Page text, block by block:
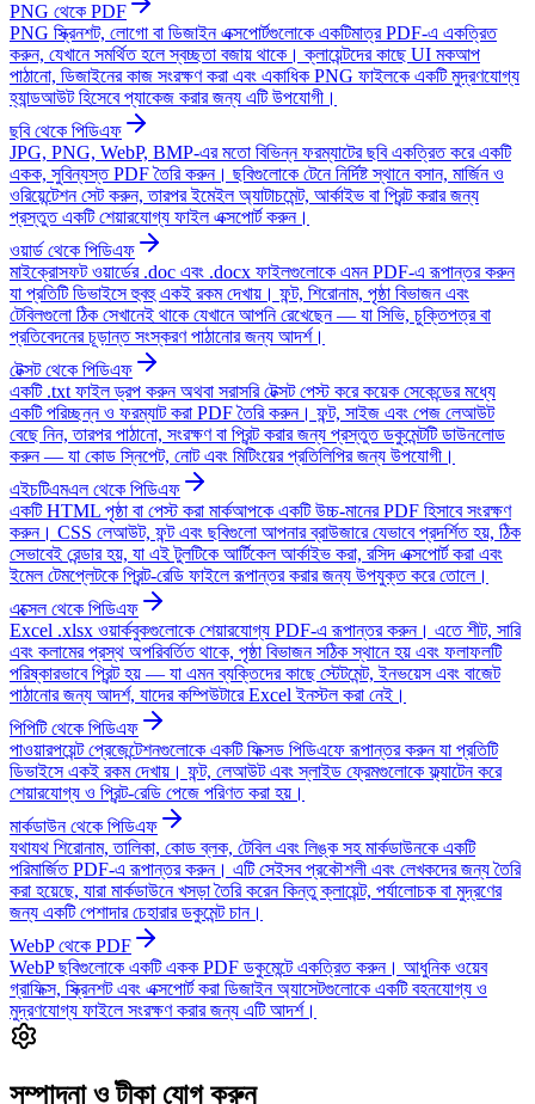
PNG থেকে PDF
PNG স্ক্রিনশট, লোগো বা ডিজাইন এক্সপোর্টগুলোকে একটিমাত্র PDF-এ একত্রিত
করুন, যেখানে সমর্থিত হলে স্বচ্ছতা বজায় থাকে। ক্লায়েন্টদের কাছে UI মকআপ
পাঠানো, ডিজাইনের কাজ সংরক্ষণ করা এবং একাধিক PNG ফাইলকে একটি মুদ্রণযোগ্য
হ্যান্ডআউট হিসেবে প্যাকেজ করার জন্য এটি উপযোগী।
ছবি থেকে পিডিএফ
JPG, PNG, WebP, BMP-এর মতো বিভিন্ন ফরম্যাটের ছবি একত্রিত করে একটি
একক, সুবিন্যস্ত PDF তৈরি করুন। ছবিগুলোকে টেনে নির্দিষ্ট স্থানে বসান, মার্জিন ও
ওরিয়েন্টেশন সেট করুন, তারপর ইমেইল অ্যাটাচমেন্ট, আর্কাইভ বা প্রিন্ট করার জন্য
প্রস্তুত একটি শেয়ারযোগ্য ফাইল এক্সপোর্ট করুন।
ওয়ার্ড থেকে পিডিএফ
মাইক্রোসফট ওয়ার্ডের .doc এবং .docx ফাইলগুলোকে এমন PDF-এ রূপান্তর করুন
যা প্রতিটি ডিভাইসে হুবহু একই রকম দেখায়। ফন্ট, শিরোনাম, পৃষ্ঠা বিভাজন এবং
টেবিলগুলো ঠিক সেখানেই থাকে যেখানে আপনি রেখেছেন — যা সিভি, চুক্তিপত্র বা
প্রতিবেদনের চূড়ান্ত সংস্করণ পাঠানোর জন্য আদর্শ।
টেক্সট থেকে পিডিএফ
একটি .txt ফাইল ড্রপ করুন অথবা সরাসরি টেক্সট পেস্ট করে কয়েক সেকেন্ডের মধ্যে
একটি পরিচ্ছন্ন ও ফরম্যাট করা PDF তৈরি করুন। ফন্ট, সাইজ এবং পেজ লেআউট
বেছে নিন, তারপর পাঠানো, সংরক্ষণ বা প্রিন্ট করার জন্য প্রস্তুত ডকুমেন্টটি ডাউনলোড
করুন — যা কোড স্নিপেট, নোট এবং মিটিংয়ের প্রতিলিপির জন্য উপযোগী।
এইচটিএমএল থেকে পিডিএফ
একটি HTML পৃষ্ঠা বা পেস্ট করা মার্কআপকে একটি উচ্চ-মানের PDF হিসাবে সংরক্ষণ
করুন। CSS লেআউট, ফন্ট এবং ছবিগুলো আপনার ব্রাউজারে যেভাবে প্রদর্শিত হয়, ঠিক
সেভাবেই রেন্ডার হয়, যা এই টুলটিকে আর্টিকেল আর্কাইভ করা, রসিদ এক্সপোর্ট করা এবং
ইমেল টেমপ্লেটকে প্রিন্ট-রেডি ফাইলে রূপান্তর করার জন্য উপযুক্ত করে তোলে।
এক্সেল থেকে পিডিএফ
Excel .xlsx ওয়ার্কবুকগুলোকে শেয়ারযোগ্য PDF-এ রূপান্তর করুন। এতে শীট, সারি
এবং কলামের প্রস্থ অপরিবর্তিত থাকে, পৃষ্ঠা বিভাজন সঠিক স্থানে হয় এবং ফলাফলটি
পরিষ্কারভাবে প্রিন্ট হয় — যা এমন ব্যক্তিদের কাছে স্টেটমেন্ট, ইনভয়েস এবং বাজেট
পাঠানোর জন্য আদর্শ, যাদের কম্পিউটারে Excel ইনস্টল করা নেই।
পিপিটি থেকে পিডিএফ
পাওয়ারপয়েন্ট প্রেজেন্টেশনগুলোকে একটি ফিক্সড পিডিএফে রূপান্তর করুন যা প্রতিটি
ডিভাইসে একই রকম দেখায়। ফন্ট, লেআউট এবং স্লাইড ফ্রেমগুলোকে ফ্ল্যাটেন করে
শেয়ারযোগ্য ও প্রিন্ট-রেডি পেজে পরিণত করা হয়।
মার্কডাউন থেকে পিডিএফ
যথাযথ শিরোনাম, তালিকা, কোড ব্লক, টেবিল এবং লিঙ্ক সহ মার্কডাউনকে একটি
পরিমার্জিত PDF-এ রূপান্তর করুন। এটি সেইসব প্রকৌশলী এবং লেখকদের জন্য তৈরি
করা হয়েছে, যারা মার্কডাউনে খসড়া তৈরি করেন কিন্তু ক্লায়েন্ট, পর্যালোচক বা মুদ্রণের
জন্য একটি পেশাদার চেহারার ডকুমেন্ট চান।
WebP থেকে PDF
WebP ছবিগুলোকে একটি একক PDF ডকুমেন্টে একত্রিত করুন। আধুনিক ওয়েব
গ্রাফিক্স, স্ক্রিনশট এবং এক্সপোর্ট করা ডিজাইন অ্যাসেটগুলোকে একটি বহনযোগ্য ও
মুদ্রণযোগ্য ফাইলে সংরক্ষণ করার জন্য এটি আদর্শ।
সম্পাদনা ও টীকা যোগ করুন